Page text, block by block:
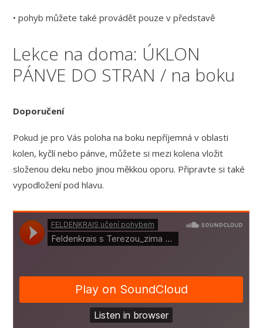
• pohyb můžete také provádět pouze v představě
Lekce na doma: ÚKLON
PÁNVE DO STRAN / na boku
Doporučení
Pokud je pro Vás poloha na boku nepříjemná v oblasti
kolen, kyčlí nebo pánve, můžete si mezi kolena vložit
složenou deku nebo jinou měkkou oporu. Připravte si také
vypodložení pod hlavu.